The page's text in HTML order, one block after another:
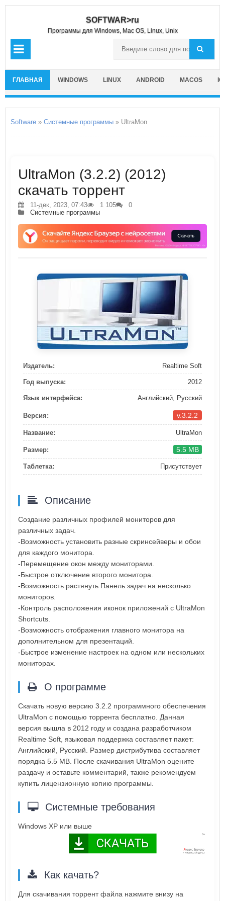
SOFTWAR>ru
Программы для Windows, Mac OS, Linux, Unix
ГЛАВНАЯ WINDOWS LINUX ANDROID MACOS
Software » Системные программы » UltraMon
UltraMon (3.2.2) (2012)
скачать торрент
11-дек, 2023, 07:43 1 105
0
Системные программы
Издатель: Realtime Soft
Год выпуска: 2012
Язык интерфейса: Английский, Русский
Версия: v.3.2.2
Название: UltraMon
Размер: 5.5 MB
Таблетка: Присутствует
Описание
Создание различных профилей мониторов для
различных задач.
-Возможность установить разные скринсейверы и обои
для каждого монитора.
-Перемещение окон между мониторами.
-Быстрое отключение второго монитора.
-Возможность растянуть Панель задач на несколько
мониторов.
-Контроль расположения иконок приложений с UltraMon
Shortcuts.
-Возможность отображения главного монитора на
дополнительном для презентаций.
-Быстрое изменение настроек на одном или нескольких
мониторах.
О программе
Скачать новую версию 3.2.2 программного обеспечения
UltraMon с помощью торрента бесплатно. Данная
версия вышла в 2012 году и создана разработчиком
Realtime Soft, языковая поддержка составляет пакет:
Английский, Русский. Размер дистрибутива составляет
порядка 5.5 MB. После скачивания UltraMon оцените
раздачу и оставьте комментарий, также рекомендуем
купить лицензионную копию программы.
Системные требования
Windows XP или выше
Как качать?
Для скачивания торрент файла нажмите внизу на